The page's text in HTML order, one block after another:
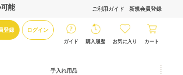
能
登録 ログイン
ご利用ガイド 新規会員登録
ガイド 購入履歴 お気に入り カート
手入れ用品